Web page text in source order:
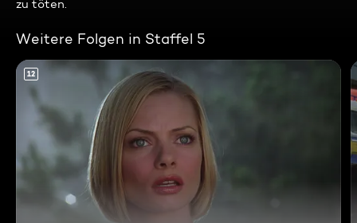
zu töten.
Weitere Folgen in Staffel 5
12